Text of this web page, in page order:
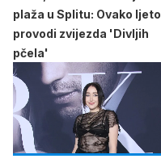
plaža u Splitu: Ovako ljeto
provodi zvijezda 'Divljih
pčela'